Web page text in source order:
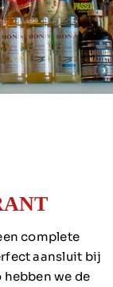
complete
aansluit bij
we de